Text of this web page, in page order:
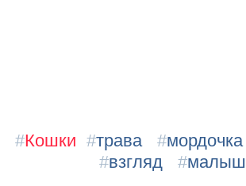
#Кошки #трава #мордочка
#взгляд #малыш